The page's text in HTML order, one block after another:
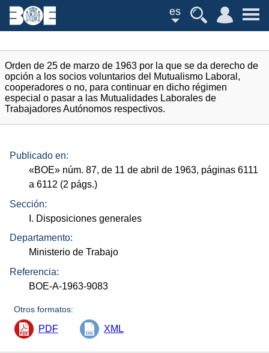
es
Orden de 25 de marzo de 1963 por la que se da derecho de
opción a los socios voluntarios del Mutualismo Laboral,
cooperadores o no, para continuar en dicho régimen
especial o pasar a las Mutualidades Laborales de
Trabajadores Autónomos respectivos.
Publicado en:
«BOE» núm. 87, de 11 de abril de 1963, páginas 6111
a 6112 (2 págs.)
Sección:
I. Disposiciones generales
Departamento:
Ministerio de Trabajo
Referencia:
BOE-A-1963-9083
Otros formatos:
PDF XML